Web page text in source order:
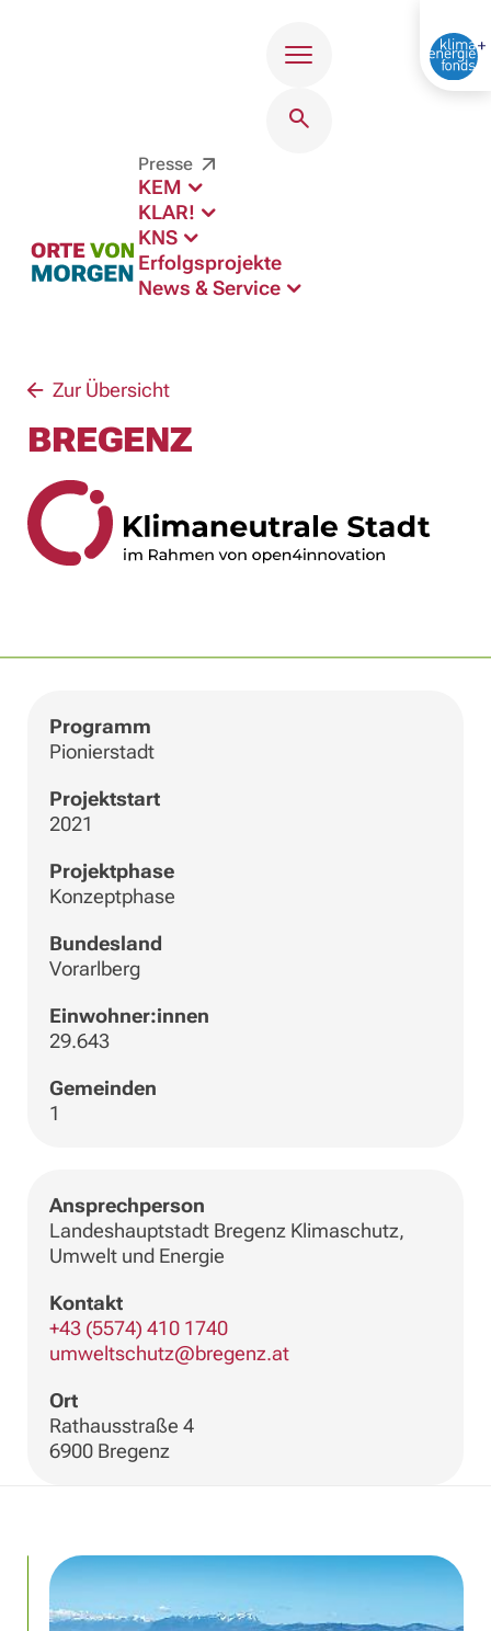
Presse
KEM
KLAR!
KNS
Erfolgsprojekte
News & Service
Zur Übersicht
BREGENZ
+
Programm
Pionierstadt
Projektstart
2021
Projektphase
Konzeptphase
Bundesland
Vorarlberg
Einwohner:innen
29.643
Gemeinden
1
Ansprechperson
Landeshauptstadt Bregenz Klimaschutz,
Umwelt und Energie
Kontakt
+43 (5574) 410 1740
umweltschutz@bregenz.at
Ort
Rathausstraße 4
6900 Bregenz